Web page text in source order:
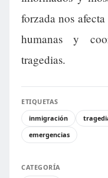
forzada nos
humanas y
tragedias.
ETIQUETAS
inmigración
emergencias
CATEGORÍA